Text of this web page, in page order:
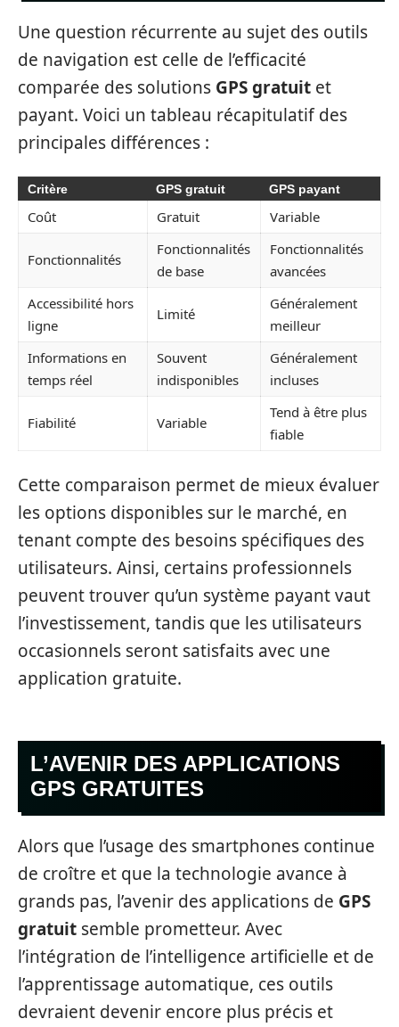
Une question récurrente au sujet des outils
de navigation est celle de l’efficacité
comparée des solutions GPS gratuit et
payant. Voici un tableau récapitulatif des
principales différences :
Critère GPS gratuit GPS payant
Coût Gratuit Variable
Fonctionnalités
Fonctionnalités
de base
Fonctionnalités
avancées
Accessibilité hors
ligne
Limité
Généralement
meilleur
Informations en
temps réel
Souvent
indisponibles
Généralement
incluses
Fiabilité Variable
Tend à être plus
fiable
Cette comparaison permet de mieux évaluer
les options disponibles sur le marché, en
tenant compte des besoins spécifiques des
utilisateurs. Ainsi, certains professionnels
peuvent trouver qu’un système payant vaut
l’investissement, tandis que les utilisateurs
occasionnels seront satisfaits avec une
application gratuite.
L’AVENIR DES APPLICATIONS
GPS GRATUITES
Alors que l’usage des smartphones continue
de croître et que la technologie avance à
grands pas, l’avenir des applications de GPS
gratuit semble prometteur. Avec
l’intégration de l’intelligence artificielle et de
l’apprentissage automatique, ces outils
devraient devenir encore plus précis et